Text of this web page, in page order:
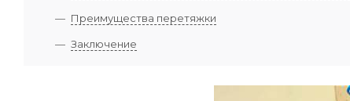
Преимущества перетяжки
Заключение